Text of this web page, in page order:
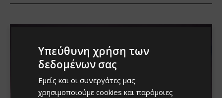
Υπεύθυνη χρήση των
δεδομένων σας
Εμείς και οι συνεργάτες μας
χρησιμοποιούμε cookies και παρόμοιες